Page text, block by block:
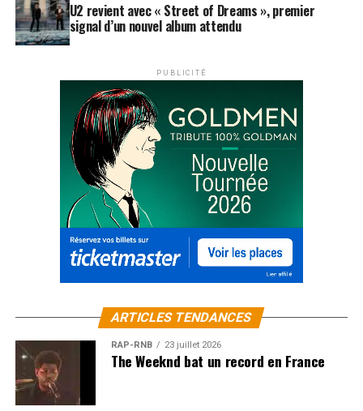
U2 revient avec « Street of Dreams », premier
signal d’un nouvel album attendu
PUBLICITÉ
ARTICLES TENDANCES
RAP-RNB 23 juillet 2026
The Weeknd bat un record en France